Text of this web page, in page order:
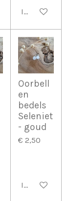
In
Oorbell
en
bedels
Seleniet
- goud
€ 2,50
In